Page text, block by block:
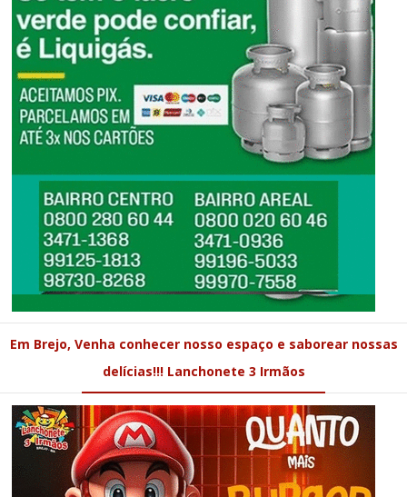
Em Brejo, Venha conhecer nosso espaço e saborear nossas
delícias!!! Lanchonete 3 Irmãos